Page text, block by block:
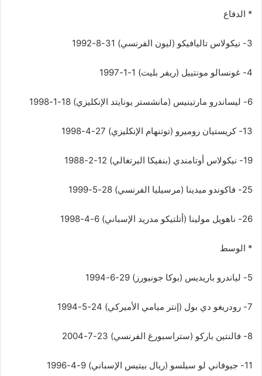
* الدفاع
3- نيكولاس تاليافيكو (ليون الفرنسي) 31-8-1992
4- غونسالو مونتييل (ريفر بليت) 1-1-1997
6- ليساندرو مارتينيس (مانشستر يونايتد الإنكليزي) 18-1-1998
13- كريستيان روميرو (توتنهام الإنكليزي) 27-4-1998
19- نيكولاس أوتامندي (بنفيكا البرتغالي) 12-2-1988
25- فاكوندو ميدينا (مرسيليا الفرنسي) 28-5-1999
26- ناهويل مولينا (أتلتيكو مدريد الإسباني) 6-4-1998
* الوسط
5- لياندرو باريديس (بوكا جونيورز) 29-6-1994
7- رودريغو دي بول (إنتر ميامي الأميركي) 24-5-1994
8- فالنتين باركو (ستراسبورغ الفرنسي) 23-7-2004
11- جيوفاني لو سيلسو (ريال بيتيس الإسباني) 9-4-1996